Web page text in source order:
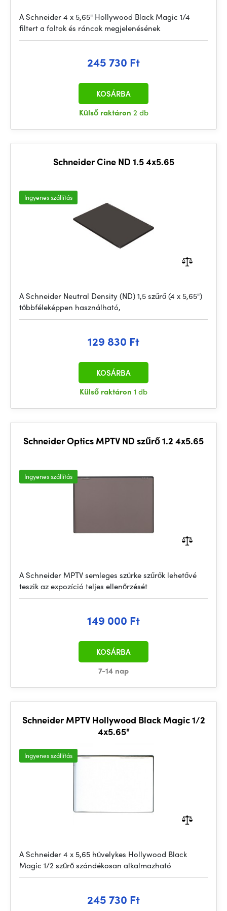
A Schneider 4 x 5,65" Hollywood Black Magic 1/4
filtert a foltok és ráncok megjelenésének
245 730 Ft
Külső raktáron 2 db
KOSÁRBA
Schneider Cine ND 1.5 4x5.65
Ingyenes szállítás
A Schneider Neutral Density (ND) 1,5 szűrő (4 x 5,65")
többféleképpen használható,
129 830 Ft
Külső raktáron 1 db
KOSÁRBA
Schneider Optics MPTV ND szűrő 1.2 4x5.65
Ingyenes szállítás
A Schneider MPTV semleges szürke szűrők lehetővé
teszik az expozíció teljes ellenőrzését
149 000 Ft
7-14 nap
KOSÁRBA
Schneider MPTV Hollywood Black Magic 1/2
4x5.65"
Ingyenes szállítás
A Schneider 4 x 5,65 hüvelykes Hollywood Black
Magic 1/2 szűrő szándékosan alkalmazható
245 730 Ft